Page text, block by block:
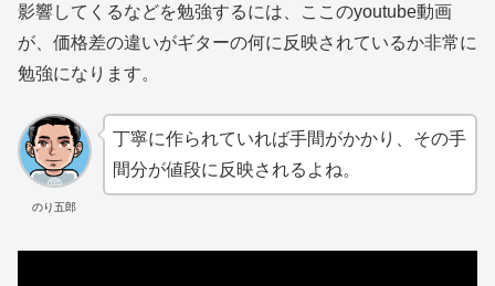
影響してくるなどを勉強するには、ここのyoutube動画
が、価格差の違いがギターの何に反映されているか非常に
勉強になります。
のり五郎
丁寧に作られていれば手間がかかり、その手
間分が値段に反映されるよね。